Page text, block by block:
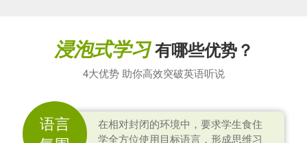
浸泡式学习有哪些优势？
4大优势 助你高效突破英语听说
语言
在相对封闭的环境中，要求学生食住
学全方位使用目标语言，形成思维习